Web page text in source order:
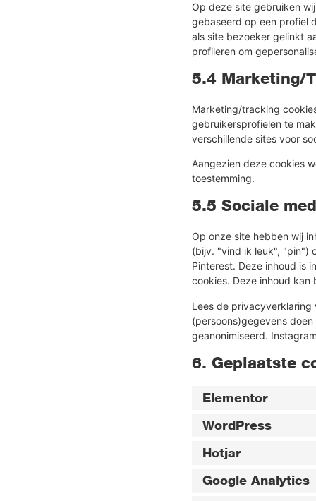
Op deze site gebruiken
gebaseerd op een profiel
als site bezoeker gelinkt
profileren om
5.4 Marketing/
Marketing/tracking
gebruikersprofielen te
verschillende sites voor
Aangezien deze cookies
toestemming.
5.5 Sociale
Op onze site hebben wij
(bijv. "vind ik leuk", "pin")
Pinterest. Deze inhoud is
cookies. Deze inhoud kan
Lees de
(persoons)gegevens
geanonimiseerd.
6. Geplaatste
Elementor
WordPress
Hotjar
Google Analytics